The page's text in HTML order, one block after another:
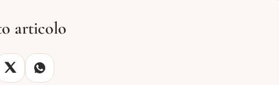
articolo